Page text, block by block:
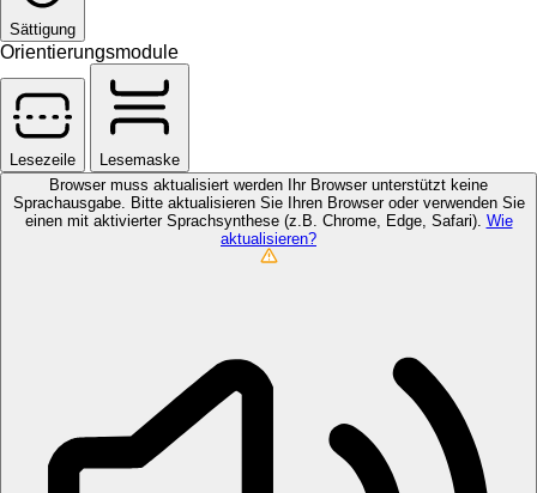
Sättigung
Orientierungsmodule
Lesezeile
Lesemaske
Browser muss aktualisiert werden Ihr Browser unterstützt keine
Sprachausgabe. Bitte aktualisieren Sie Ihren Browser oder verwenden Sie
einen mit aktivierter Sprachsynthese (z.B. Chrome, Edge, Safari). Wie
aktualisieren?